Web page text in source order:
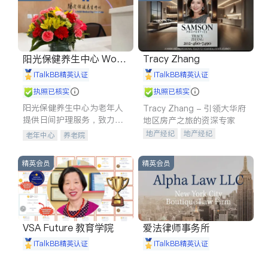
阳光保健养生中心 World
shine
iTalkBB精英认证
执照已核实
阳光保健养生中心为老年人
提供日间护理服务，致力于
通过持续的护理创新来有效
老年中心 养老院
Tracy Zhang
iTalkBB精英认证
执照已核实
Tracy Zhang - 引领大华府
地区房产之旅的资深专家
地产经纪
地产经纪
商铺租售
精英会员
VSA Future 教育学院
iTalkBB精英认证
精英会员
爱法律师事务所
iTalkBB精英认证